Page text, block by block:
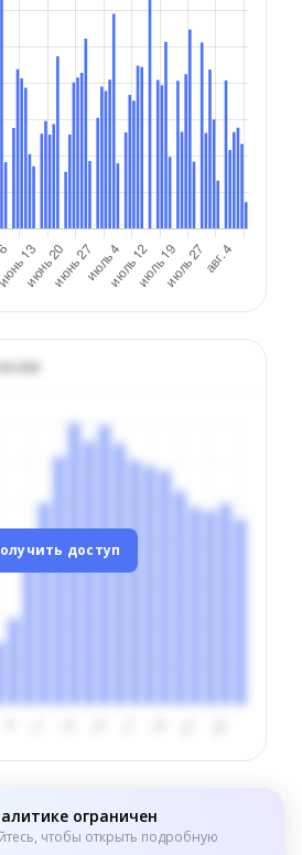
доступ
ограничен
чтобы открыть подробную